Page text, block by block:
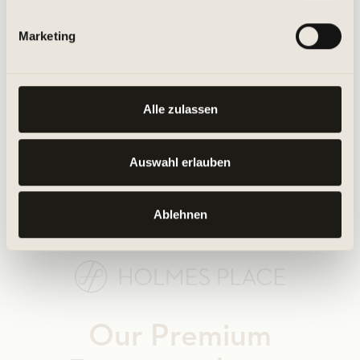
Marketing
Alle zulassen
Auswahl erlauben
Ablehnen
Our Premium